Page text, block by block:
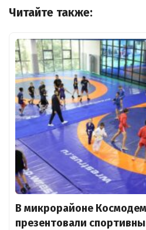
Читайте также:
В микрорайоне
презентовали